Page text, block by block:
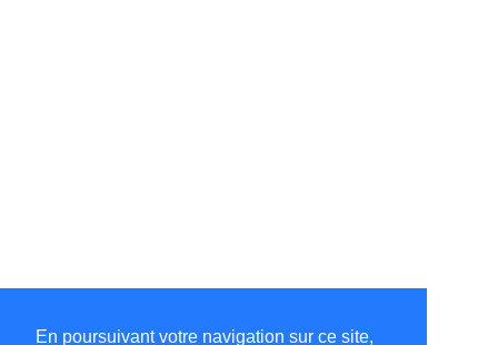
En poursuivant votre navigation sur ce site,